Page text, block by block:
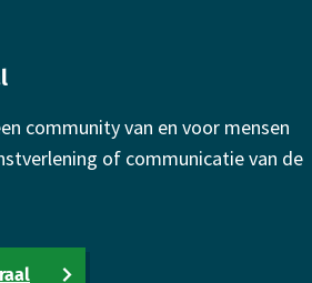
community van en voor mensen
of communicatie van de